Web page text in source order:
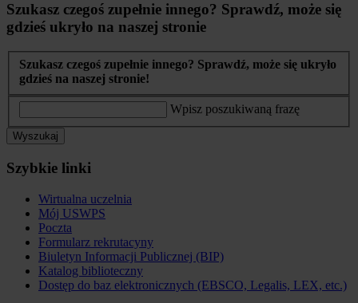
Szukasz czegoś zupełnie innego? Sprawdź, może się
gdzieś ukryło na naszej stronie
Szukasz czegoś zupełnie innego? Sprawdź, może się ukryło
gdzieś na naszej stronie!
Wpisz poszukiwaną frazę
Wyszukaj
Szybkie linki
Wirtualna uczelnia
Mój USWPS
Poczta
Formularz rekrutacyny
Biuletyn Informacji Publicznej (BIP)
Katalog biblioteczny
Dostęp do baz elektronicznych (EBSCO, Legalis, LEX, etc.)